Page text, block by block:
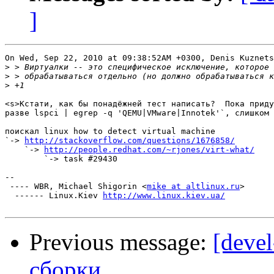
]
On Wed, Sep 22, 2010 at 09:38:52AM +0300, Denis
>
>
>
<s>Кстати, как бы понадёжней тест написать?  Пока
разве lspci | egrep -q 'QEMU|VMware|Innotek'`, слишком
поискал linux how to detect virtual machine
`->
http://stackoverflow.com/questions/1676858/
    `->
http://people.redhat.com/~rjones/virt-what/
        `-> task #29430
--
---- WBR, Michael Shigorin <mike at altlinux.ru>
  ------ Linux.Kiev
http://www.linux.kiev.ua/
Previous message: